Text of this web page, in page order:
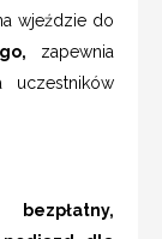
wjeździe do
zapewnia
bezpłatny,